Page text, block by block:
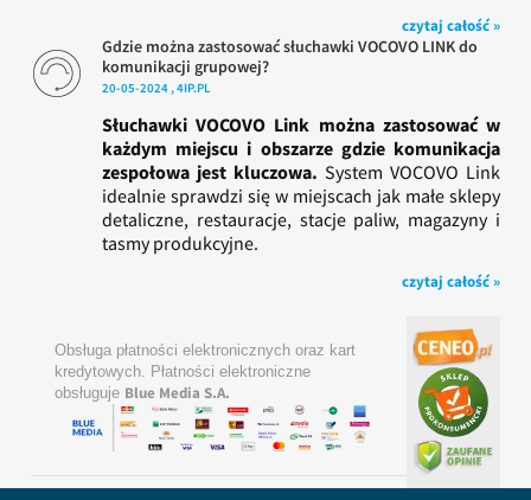
czytaj całość »
Gdzie można zastosować słuchawki VOCOVO LINK do
komunikacji grupowej?
20-05-2024 , 4IP.PL
Słuchawki VOCOVO Link można zastosować w
każdym miejscu i obszarze gdzie komunikacja
zespołowa jest kluczowa. System VOCOVO Link
idealnie sprawdzi się w miejscach jak małe sklepy
detaliczne, restauracje, stacje paliw, magazyny i
tasmy produkcyjne.
czytaj całość »
Obsługa płatności elektronicznych oraz kart
kredytowych. Płatności elektroniczne
obsługuje Blue Media S.A.